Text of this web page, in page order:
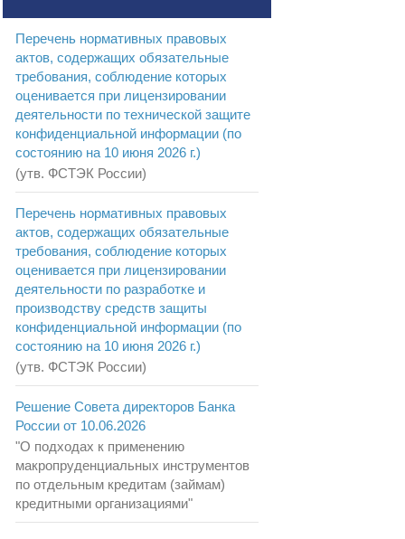
Перечень нормативных правовых
актов, содержащих обязательные
требования, соблюдение которых
оценивается при лицензировании
деятельности по технической защите
конфиденциальной информации (по
состоянию на 10 июня 2026 г.)
(утв. ФСТЭК России)
Перечень нормативных правовых
актов, содержащих обязательные
требования, соблюдение которых
оценивается при лицензировании
деятельности по разработке и
производству средств защиты
конфиденциальной информации (по
состоянию на 10 июня 2026 г.)
(утв. ФСТЭК России)
Решение Совета директоров Банка
России от 10.06.2026
"О подходах к применению
макропруденциальных инструментов
по отдельным кредитам (займам)
кредитными организациями"